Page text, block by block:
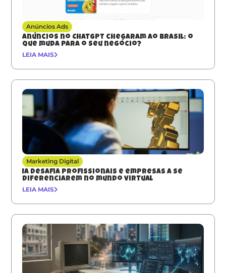
Anúncios Ads
Anúncios no ChatGPT chegaram ao Brasil: o
que muda para o seu negócio?
LEIA MAIS
Marketing Digital
IA desafia profissionais e empresas a se
diferenciarem no mundo virtual
LEIA MAIS